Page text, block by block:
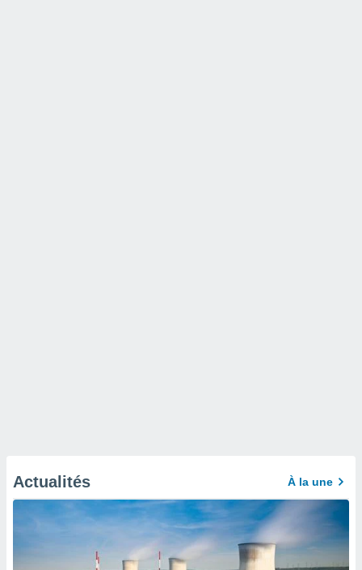
Actualités À la une